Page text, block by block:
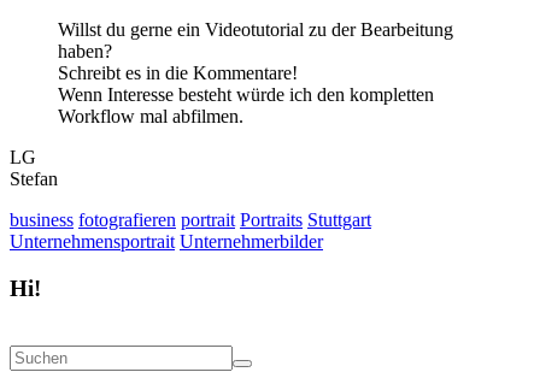
Willst du gerne ein Videotutorial zu der Bearbeitung
haben?
Schreibt es in die Kommentare!
Wenn Interesse besteht würde ich den kompletten
Workflow mal abfilmen.
LG
Stefan
business fotografieren portrait Portraits Stuttgart
Unternehmensportrait Unternehmerbilder
Hi!